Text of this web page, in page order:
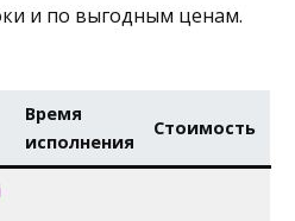
и по выгодным ценам.
Время
исполнения
Стоимость